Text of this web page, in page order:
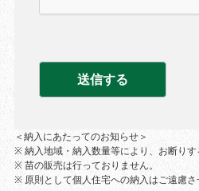
＜納入にあたってのお知らせ＞
※ 納入地域・納入数量等により、お断りす
※ 苗の販売は行っておりません。
※ 原則として個人住宅への納入はご遠慮さ